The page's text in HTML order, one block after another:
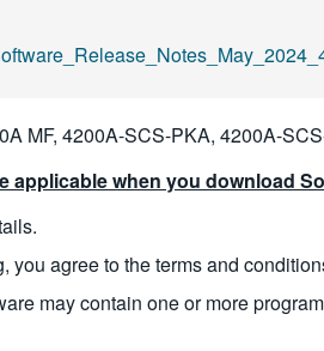
MF, 4200A-SCS-PKA, 4200A-
when you download
you agree to the terms and
may contain one or more